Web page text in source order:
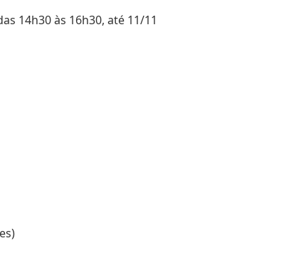
14h30 às 16h30, até 11/11